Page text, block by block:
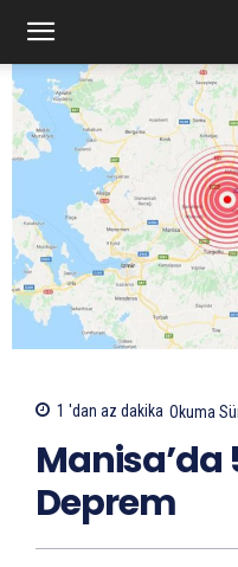
1 'dan az dakika Okuma
Manisa’da
Deprem